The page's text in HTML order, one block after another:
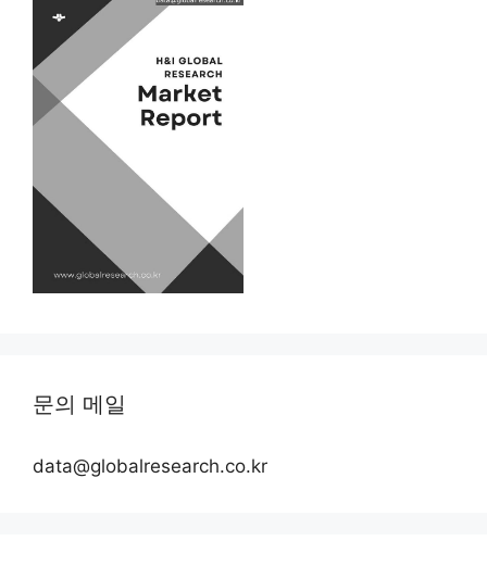
문의 메일
data@globalresearch.co.kr